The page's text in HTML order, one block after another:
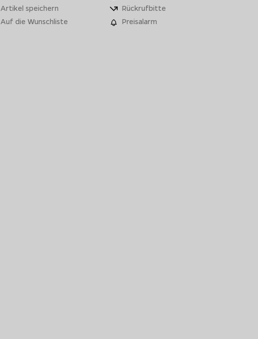
Artikel speichern
Rückrufbitte
Auf die Wunschliste
Preisalarm